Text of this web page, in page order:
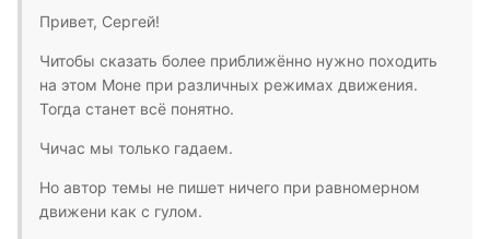
Привет, Сергей!
Читобы сказать более приближённо нужно походить
на этом Моне при различных режимах движения.
Тогда станет всё понятно.
Чичас мы только гадаем.
Но автор темы не пишет ничего при равномерном
движени как с гулом.